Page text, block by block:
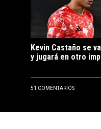
Kevin Castaño se
y jugará en otro
51 COMENTARIOS